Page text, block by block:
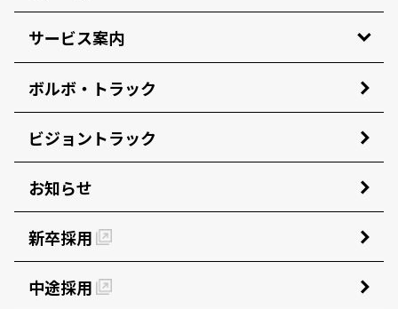
サービス案内
ボルボ・トラック
ビジョントラック
お知らせ
新卒採用
中途採用